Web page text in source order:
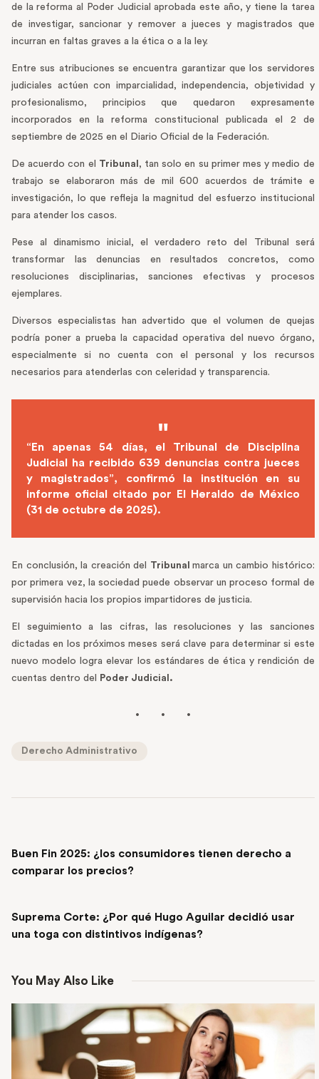
de la reforma al Poder Judicial aprobada este año, y tiene la tarea
de investigar, sancionar y remover a jueces y magistrados que
incurran en faltas graves a la ética o a la ley.
Entre sus atribuciones se encuentra garantizar que los servidores
judiciales actúen con imparcialidad, independencia, objetividad y
profesionalismo, principios que quedaron expresamente
incorporados en la reforma constitucional publicada el 2 de
septiembre de 2025 en el Diario Oficial de la Federación.
De acuerdo con el Tribunal , tan solo en su primer mes y medio de
trabajo se elaboraron más de mil 600 acuerdos de trámite e
investigación, lo que refleja la magnitud del esfuerzo institucional
para atender los casos.
Pese al dinamismo inicial, el verdadero reto del Tribunal será
transformar las denuncias en resultados concretos, como
resoluciones disciplinarias, sanciones efectivas y procesos
ejemplares.
Diversos especialistas han advertido que el volumen de quejas
podría poner a prueba la capacidad operativa del nuevo órgano,
especialmente si no cuenta con el personal y los recursos
necesarios para atenderlas con celeridad y transparencia.
“En apenas 54 días, el Tribunal de Disciplina
Judicial ha recibido 639 denuncias contra jueces
y magistrados”, confirmó la institución en su
informe oficial citado por El Heraldo de México
(31 de octubre de 2025).
En conclusión, la creación del Tribunalmarca un cambio histórico:
por primera vez, la sociedad puede observar un proceso formal de
supervisión hacia los propios impartidores de justicia.
El seguimiento a las cifras, las resoluciones y las sanciones
dictadas en los próximos meses será clave para determinar si este
nuevo modelo logra elevar los estándares de ética y rendición de
cuentas dentro del
Poder Judicial.
Derecho Administrativo
Buen Fin 2025: ¿los consumidores tienen derecho a
comparar los precios?
Suprema Corte: ¿Por qué Hugo Aguilar decidió usar
una toga con distintivos indígenas?
You May Also Like